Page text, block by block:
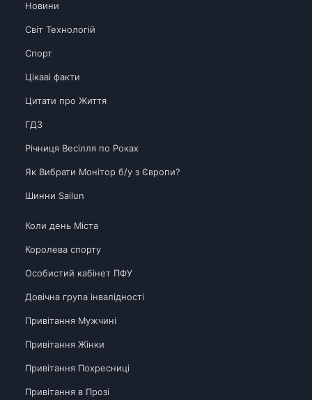
Новини
Світ Технологій
Спорт
Цікаві факти
Цитати про Життя
ГДЗ
Річниця Весілля по Роках
Як Вибрати Монітор б/у з Європи?
Шинни Sailun
Коли день Міста
Королева спорту
Особистий кабінет ПФУ
Довічна група інвалідності
Привітання Мужчині
Привітання Жінки
Привітання Похресниці
Привітання в Прозі